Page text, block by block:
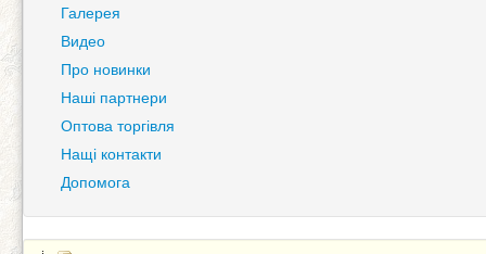
Галерея
Видео
Про новинки
Наші партнери
Оптова торгівля
Нащі контакти
Допомога